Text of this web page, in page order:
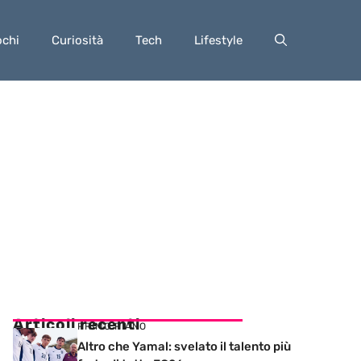
Curiosità Tech Lifestyle
Articoli recenti
PRIMO PIANO
Altro che Yamal: svelato il talento più